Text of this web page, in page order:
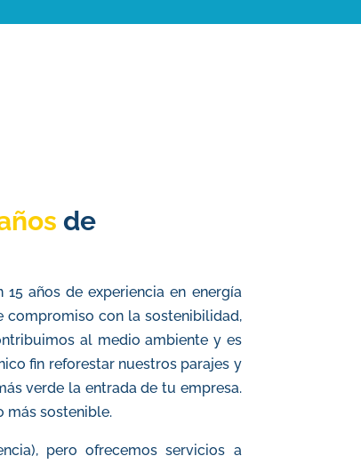
de
15 años de experiencia en energía
compromiso con la sostenibilidad,
al medio ambiente yes
fin reforestar nuestros parajes y
verde la entrada de tu empresa.
más sostenible.
pero ofrecemos servicios a